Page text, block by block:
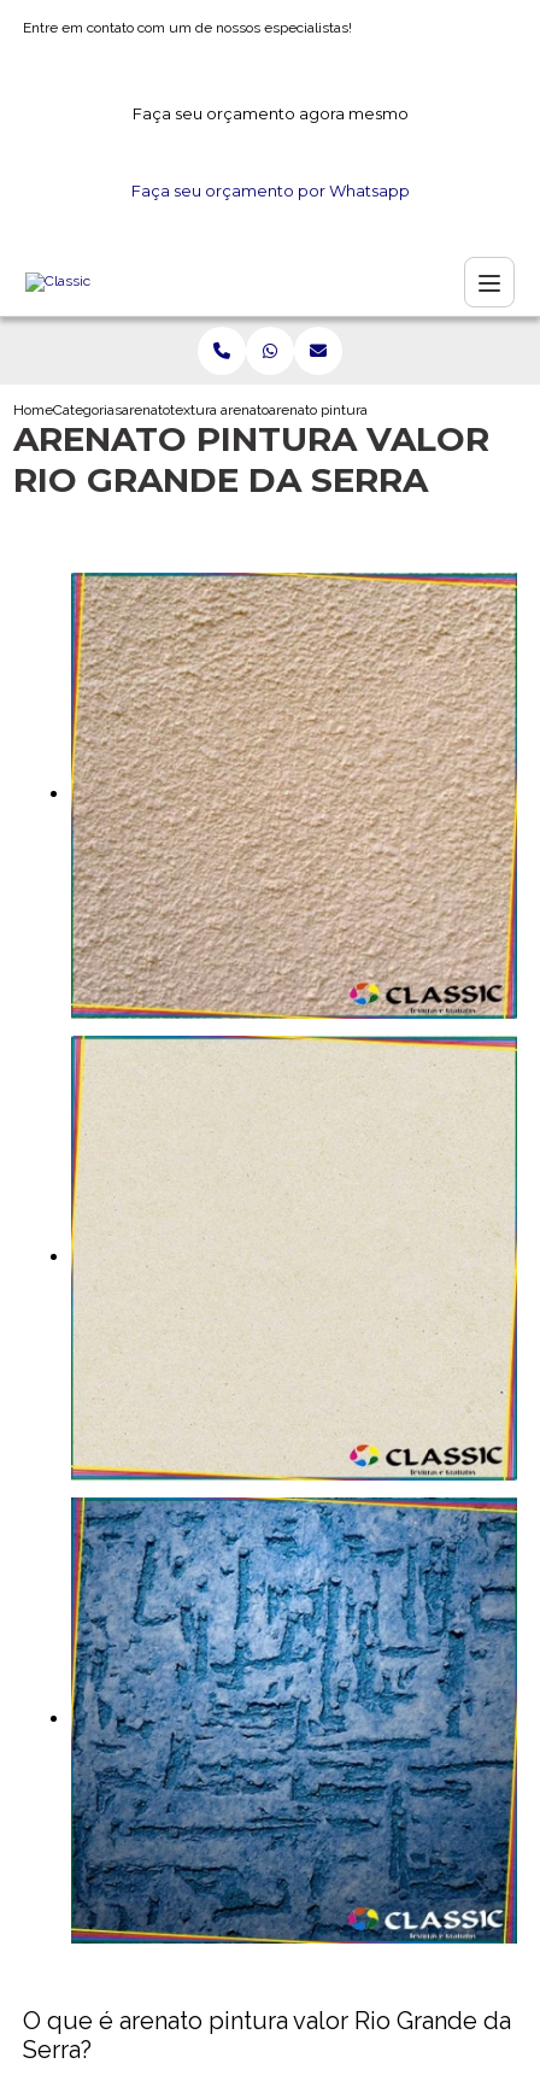
Entre em contato com um de nossos especialistas!
Faça seu orçamento agora mesmo
Faça seu orçamento por Whatsapp
HomeCategoriasarenatotextura arenatoarenato pintura valor rio grande da serra
ARENATO PINTURA VALOR
RIO GRANDE DA SERRA
O que é arenato pintura valor Rio Grande da
Serra?